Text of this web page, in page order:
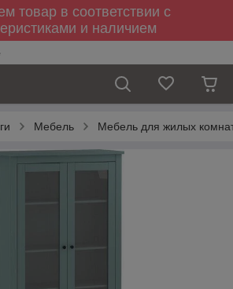
товар в соответствии с
и наличием
Мебель Мебель для жилых